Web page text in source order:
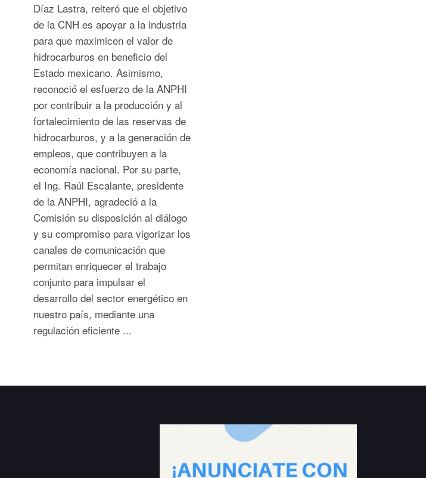
Díaz Lastra, reiteró que el objetivo
de la CNH es apoyar a la industria
para que maximicen el valor de
hidrocarburos en beneficio del
Estado mexicano. Asimismo,
reconoció el esfuerzo de la ANPHI
por contribuir a la producción y al
fortalecimiento de las reservas de
hidrocarburos, y a la generación de
empleos, que contribuyen a la
economía nacional. Por su parte,
el Ing. Raúl Escalante, presidente
de la ANPHI, agradeció a la
Comisión su disposición al diálogo
y su compromiso para vigorizar los
canales de comunicación que
permitan enriquecer el trabajo
conjunto para impulsar el
desarrollo del sector energético en
nuestro país, mediante una
regulación eficiente ...